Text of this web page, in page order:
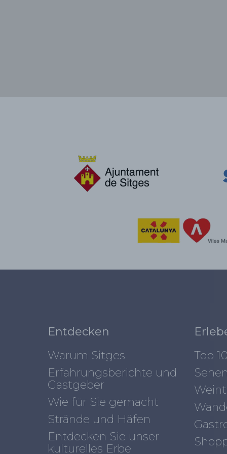
Entdecken
Warum Sitges
Erfahrungsberichte und
Gastgeber
Wie für Sie gemacht
Strände und Häfen
Entdecken Sie unser
kulturelles Erbe
Top 10